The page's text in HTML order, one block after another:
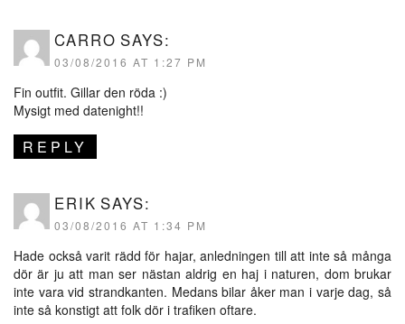
CARRO SAYS:
03/08/2016 AT 1:27 PM
Fin outfit. Gillar den röda :)
Mysigt med datenight!!
REPLY
ERIK SAYS:
03/08/2016 AT 1:34 PM
Hade också varit rädd för hajar, anledningen till att inte så många
dör är ju att man ser nästan aldrig en haj i naturen, dom brukar
inte vara vid strandkanten. Medans bilar åker man i varje dag, så
inte så konstigt att folk dör i trafiken oftare.